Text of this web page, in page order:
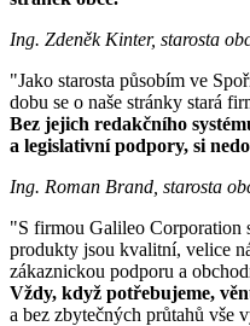
Ing. Zdeněk Kinter, starosta
"Jako starosta působím ve
dobu se o naše stránky stará
Bez jejich redakčního
a legislativní podpory, si
Ing. Roman Brand, starosta
"S firmou Galileo Corporation
produkty jsou kvalitní, velice
zákaznickou podporu a
Vždy, když potřebujeme,
a bez zbytečných průtahů vše